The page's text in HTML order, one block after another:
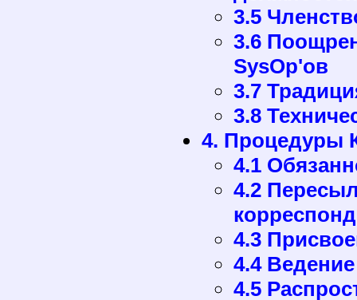
3.5
3.6
SysOp'ов
3.7
3.8
4. Процедуры
4.1
4.2
4.3
4.4
4.5